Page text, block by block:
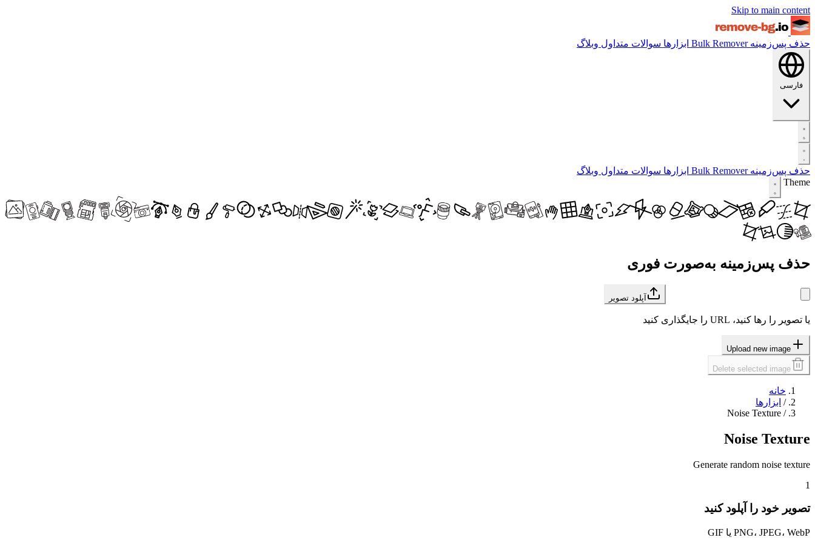
Skip to main content
حذف پس‌زمینهBulk Remover ابزارها سوالات متداول وبلاگ
فارسی
حذف پس‌زمینهBulk Remover ابزارها سوالات متداول وبلاگ
Theme
حذف پس‌زمینه به‌صورت فوری
آپلود تصویر
یا تصویر را رها کنید، URL را جایگذاری کنید
Upload new image
Delete selected image
خانه
/ ابزارها
/
Noise Texture
Noise Texture
Generate random noise texture
1
تصویر خود را آپلود کنید
PNG، JPEG، WebP یا GIF